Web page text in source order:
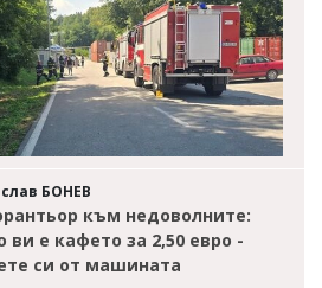
БОНЕВ
към недоволните:
ви е кафето за 2,50 евро -
си от машината